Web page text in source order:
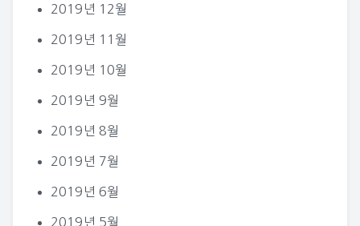
2019년 12월
2019년 11월
2019년 10월
2019년 9월
2019년 8월
2019년 7월
2019년 6월
2019년 5월